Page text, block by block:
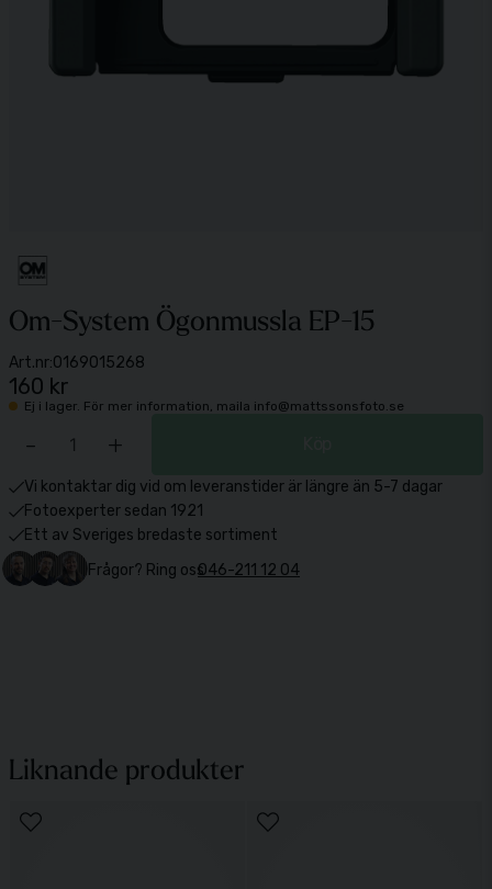
Om-System Ögonmussla EP-15
Art.nr:0169015268
160 kr
Ej i lager. För mer information, maila info@mattssonsfoto.se
- +
Vi kontaktar dig vid om leveranstider är längre än 5-7 dagar
Fotoexperter sedan 1921
Ett av Sveriges bredaste sortiment
Frågor? Ring oss046-211 12 04
Liknande produkter